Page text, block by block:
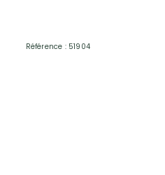
Référence : 51904